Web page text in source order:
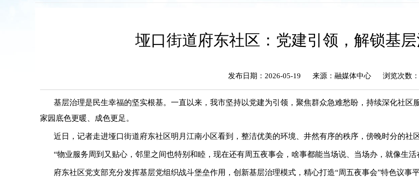
垭口街道府东社区：党建引领，解锁基层
发布日期：2026-05-19 来源：融媒体中心 浏览次数：
基层治理是民生幸福的坚实根基。一直以来，我市坚持以党建为引领，聚焦群众急难愁盼，持续深化社
家园底色更暖、成色更足。
近日，记者走进垭口街道府东社区明月江南小区看到，整洁优美的环境、井然有序的秩序，傍晚时分的社
“物业服务周到又贴心，邻里之间也特别和睦，现在还有周五夜事会，啥事都能当场说、当场办，就像生
府东社区党支部充分发挥基层党组织战斗堡垒作用，创新基层治理模式，精心打造“周五夜事会”特色议事